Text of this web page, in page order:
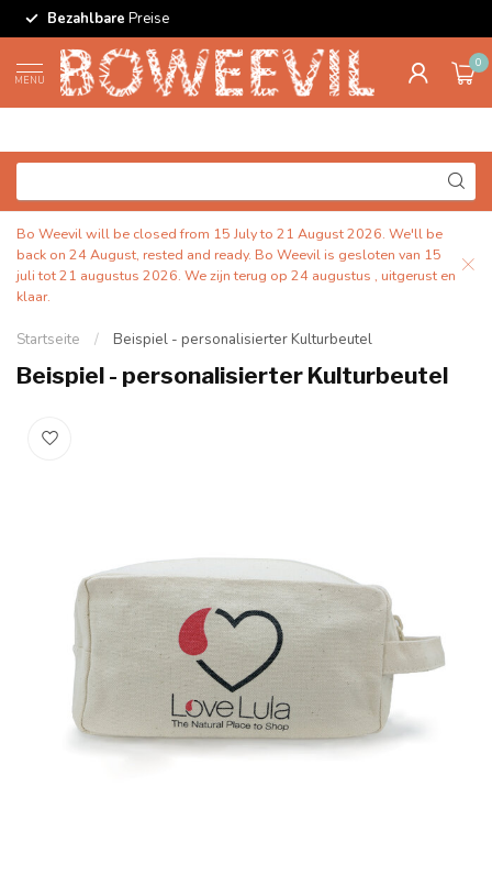
Bezahlbare Preise
MENU
0
Bo Weevil will be closed from 15 July to 21 August 2026. We'll be
back on 24 August, rested and ready. Bo Weevil is gesloten van 15
juli tot 21 augustus 2026. We zijn terug op 24 augustus , uitgerust en
klaar.
Startseite / Beispiel - personalisierter Kulturbeutel
Beispiel - personalisierter Kulturbeutel